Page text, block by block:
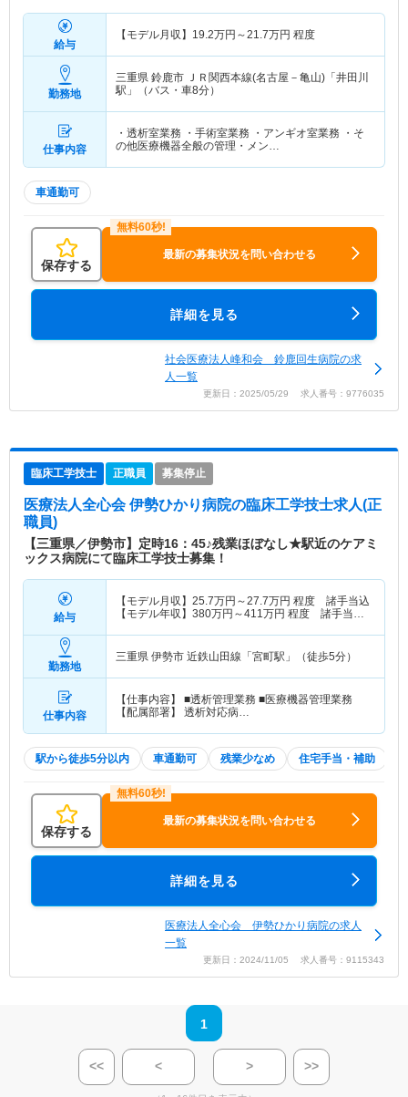
給与
【モデル月収】 19.2万円～21.7万円 程度
勤務地
三重県 鈴鹿市 ＪＲ関西本線(名古屋－亀山)「井田川
駅」（バス・車8分）
仕事内容
・透析室業務 ・手術室業務 ・アンギオ室業務 ・そ
の他医療機器全般の管理・メン…
車通勤可
保存する
最新の募集状況を問い合わせる
詳細を見る
社会医療法人峰和会 鈴鹿回生病院の求
人一覧
更新日：2025/05/29 求人番号：9776035
臨床工学技士 正職員 募集停止
医療法人全心会 伊勢ひかり病院の臨床工学技士求人(正
職員)
【三重県／伊勢市】定時16：45♪残業ほぼなし★駅近のケアミ
ックス病院にて臨床工学技士募集！
給与
【モデル月収】 25.7万円～27.7万円 程度 諸手当込
【モデル年収】 380万円～411万円 程度 諸手当・
勤務地
三重県 伊勢市 近鉄山田線「宮町駅」（徒歩5分）
仕事内容
【仕事内容】 ■透析管理業務 ■医療機器管理業務
【配属部署】 透析対応病…
駅から徒歩5分以内 車通勤可 残業少なめ 住宅手当・補助
保存する
最新の募集状況を問い合わせる
詳細を見る
医療法人全心会 伊勢ひかり病院の求人
一覧
更新日：2024/11/05 求人番号：9115343
1
<< < > >>